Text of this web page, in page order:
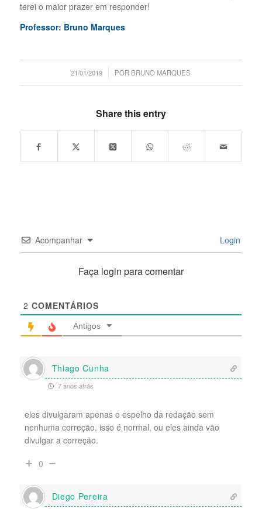
terei o maior prazer em responder!
Professor: Bruno Marques
21/01/2019
/ POR BRUNO MARQUES
Share this entry
Acompanhar Login
Faça login para comentar
2 COMENTÁRIOS
Antigos
Thiago Cunha
7 anos atrás
eles divulgaram apenas o espelho da redação sem
nenhuma correção, isso é normal, ou eles ainda vão
divulgar a correção.
0
Diego Pereira